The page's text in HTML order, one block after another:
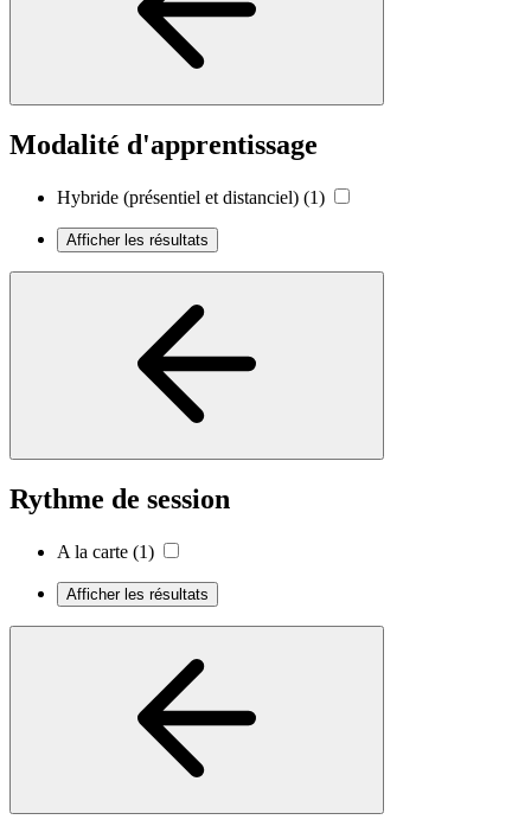
Modalité d'apprentissage
Hybride (présentiel et distanciel) (1)
Afficher les résultats
Rythme de session
A la carte (1)
Afficher les résultats